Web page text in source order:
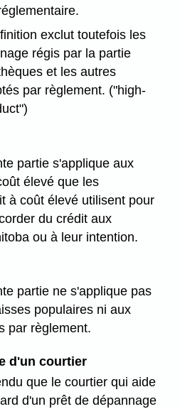
exclut toutefois les
régis par la partie
et les autres
par règlement. ("high-
partie s'applique aux
élevé que les
à coût élevé utilisent pour
du crédit aux
ou à leur intention.
partie ne s'applique pas
populaires ni aux
par règlement.
d'un courtier
que le courtier qui aide
d'un prêt de dépannage